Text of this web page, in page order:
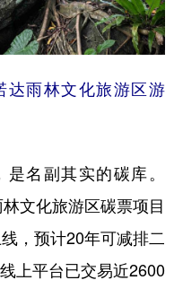
达雨林文化旅游区游
名副其实的碳库。
文化旅游区碳票项目
，预计20年可减排二
上平台已交易近2600